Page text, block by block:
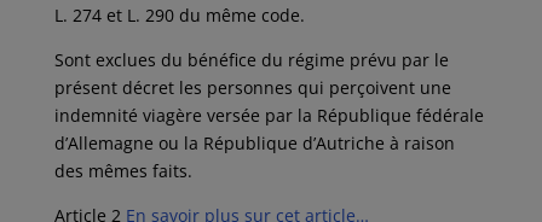
L. 274 et L. 290 du même code.
Sont exclues du bénéfice du régime prévu par le
présent décret les personnes qui perçoivent une
indemnité viagère versée par la République fédérale
d’Allemagne ou la République d’Autriche à raison
des mêmes faits.
Article 2 En savoir plus sur cet article…